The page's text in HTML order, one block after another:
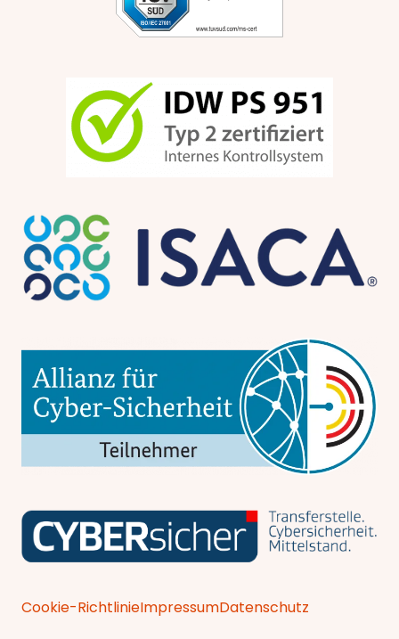
Cookie-RichtlinieImpressumDatenschutz